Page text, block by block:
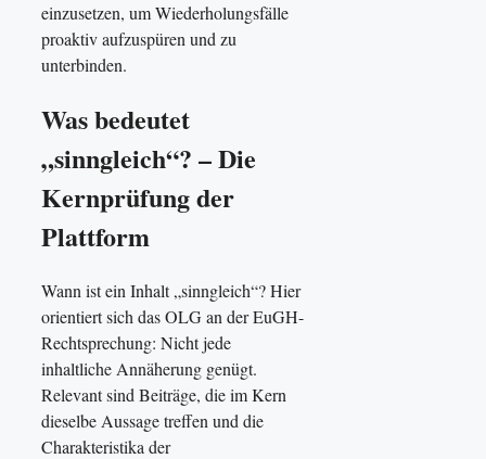
einzusetzen, um Wiederholungsfälle
proaktiv aufzuspüren und zu
unterbinden.
Was bedeutet
„sinngleich“? – Die
Kernprüfung der
Plattform
Wann ist ein Inhalt „sinngleich“? Hier
orientiert sich das OLG an der EuGH-
Rechtsprechung: Nicht jede
inhaltliche Annäherung genügt.
Relevant sind Beiträge, die im Kern
dieselbe Aussage treffen und die
Charakteristika der